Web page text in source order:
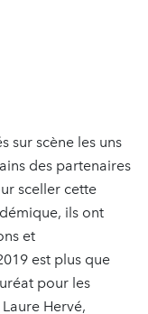
sur scène les uns
des partenaires
sceller cette
ils ont
et
est plus que
pour les
Hervé,